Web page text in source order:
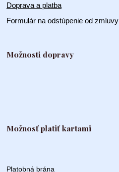
Doprava a platba
Formulár na odstúpenie od zmluvy
Možnosti dopravy
Možnosť platiť kartami
Platobná brána